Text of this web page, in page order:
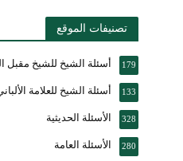
تصنيفات الموقع
أسئلة الشيخ للشيخ مقبل 179
أسئلة الشيخ للعلامة 133
الأسئلة الحديثية 328
الأسئلة العامة 280